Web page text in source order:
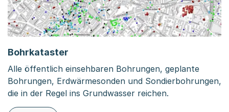
Bohrkataster
Alle öffentlich einsehbaren Bohrungen, geplante
Bohrungen, Erdwärmesonden und Sondierbohrungen,
die in der Regel ins Grundwasser reichen.